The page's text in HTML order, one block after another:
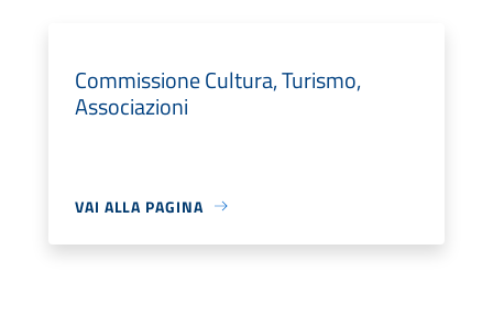
Commissione Cultura, Turismo,
Associazioni
VAI ALLA PAGINA